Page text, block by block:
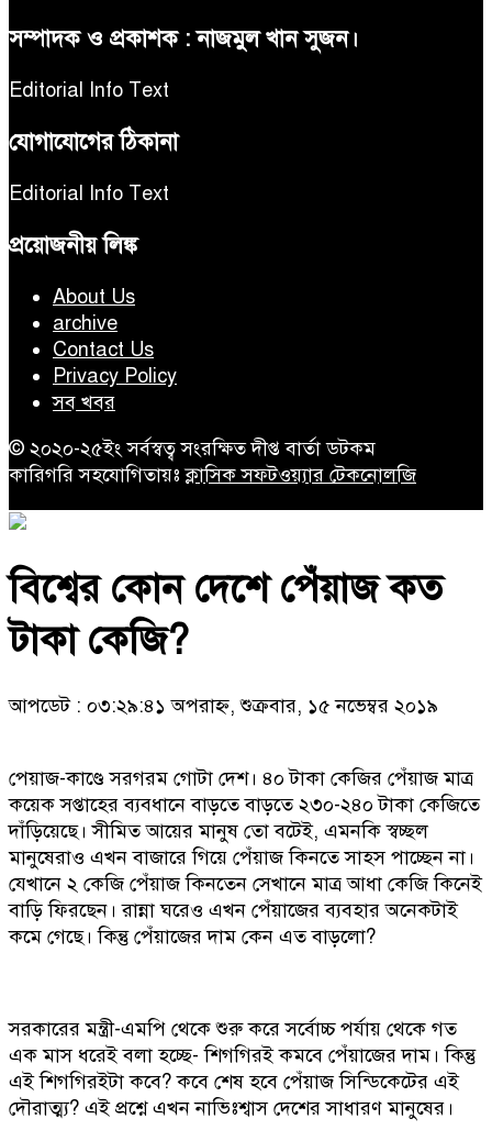
সম্পাদক ও প্রকাশক : নাজমুল খান সুজন।
Editorial Info Text
যোগাযোগের ঠিকানা
Editorial Info Text
প্রয়োজনীয় লিঙ্ক
About Us
archive
Contact Us
Privacy Policy
সব খবর
© ২০২০-২৫ইং সর্বস্বত্ব সংরক্ষিত দীপ্ত বার্তা ডটকম
কারিগরি সহযোগিতায়ঃক্লাসিক সফটওয়্যার টেকনোলজি
বিশ্বের কোন দেশে পেঁয়াজ কত
টাকা কেজি?
আপডেট : ০৩:২৯:৪১ অপরাহ্ন, শুক্রবার, ১৫ নভেম্বর ২০১৯
পেয়াজ-কাণ্ডে সরগরম গোটা দেশ। ৪০ টাকা কেজির পেঁয়াজ মাত্র
কয়েক সপ্তাহের ব্যবধানে বাড়তে বাড়তে ২৩০-২৪০ টাকা কেজিতে
দাঁড়িয়েছে। সীমিত আয়ের মানুষ তো বটেই, এমনকি স্বচ্ছল
মানুষেরাও এখন বাজারে গিয়ে পেঁয়াজ কিনতে সাহস পাচ্ছেন না।
যেখানে ২ কেজি পেঁয়াজ কিনতেন সেখানে মাত্র আধা কেজি কিনেই
বাড়ি ফিরছেন। রান্না ঘরেও এখন পেঁয়াজের ব্যবহার অনেকটাই
কমে গেছে। কিন্তু পেঁয়াজের দাম কেন এত বাড়লো?
সরকারের মন্ত্রী-এমপি থেকে শুরু করে সর্বোচ্চ পর্যায় থেকে গত
এক মাস ধরেই বলা হচ্ছে- শিগগিরই কমবে পেঁয়াজের দাম। কিন্তু
এই শিগগিরইটা কবে? কবে শেষ হবে পেঁয়াজ সিন্ডিকেটের এই
দৌরাত্ম্য? এই প্রশ্নে এখন নাভিঃশ্বাস দেশের সাধারণ মানুষের।